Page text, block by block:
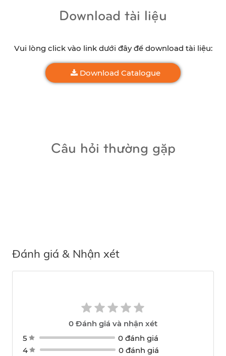
Download tài liệu
Vui lòng click vào link dưới đây để download tài liệu:
Download Catalogue
Câu hỏi thường gặp
Đánh giá & Nhận xét
0 Đánh giá và nhận xét
5
0 đánh giá
4
0 đánh giá